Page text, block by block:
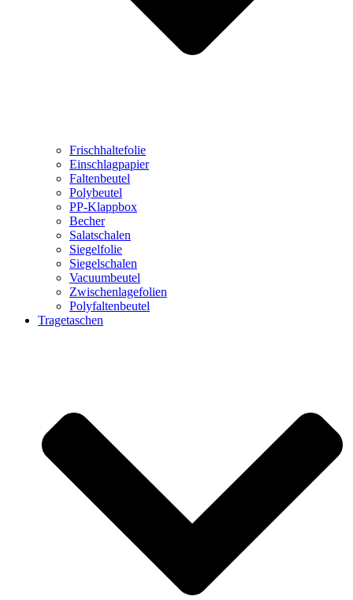
Frischhaltefolie
Einschlagpapier
Faltenbeutel
Polybeutel
PP-Klappbox
Becher
Salatschalen
Siegelfolie
Siegelschalen
Vacuumbeutel
Zwischenlagefolien
Polyfaltenbeutel
Tragetaschen